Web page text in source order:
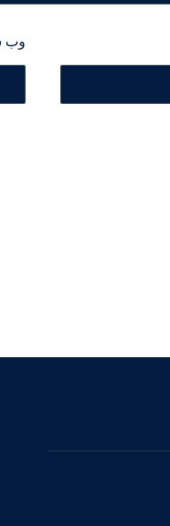
وب‌